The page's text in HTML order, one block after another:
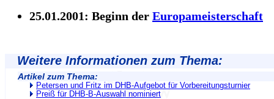
25.01.2001: Beginn der Europameisterschaft
Weitere Informationen zum Thema:
Artikel zum Thema:
Petersen und Fritz im DHB-Aufgebot für Vorbereitungsturnier
Preiß für DHB-B-Auswahl nominiert